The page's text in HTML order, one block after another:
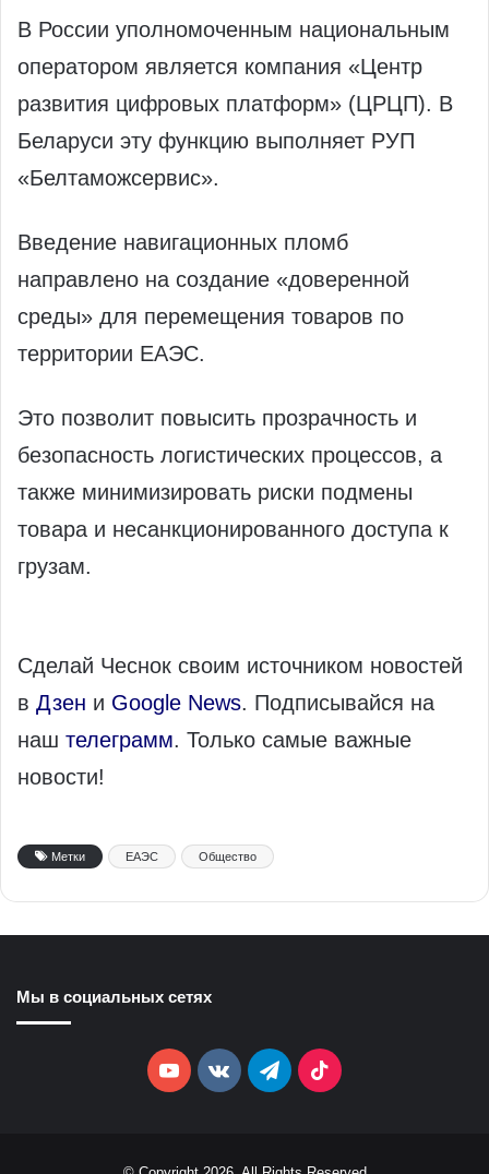
В России уполномоченным национальным
оператором является компания «Центр
развития цифровых платформ» (ЦРЦП). В
Беларуси эту функцию выполняет РУП
«Белтаможсервис».
Введение навигационных пломб
направлено на создание «доверенной
среды» для перемещения товаров по
территории ЕАЭС.
Это позволит повысить прозрачность и
безопасность логистических процессов, а
также минимизировать риски подмены
товара и несанкционированного доступа к
грузам.
Сделай Чеснок своим источником новостей
в Дзен и Google News. Подписывайся на
наш телеграмм. Только самые важные
новости!
Метки ЕАЭС Общество
Мы в социальных сетях
YouTubevk.comTelegramTikTok